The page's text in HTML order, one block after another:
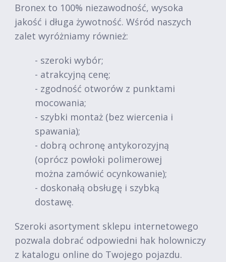
Bronex to 100% niezawodność, wysoka
jakość i długa żywotność. Wśród naszych
zalet wyróżniamy również:
- szeroki wybór;
- atrakcyjną cenę;
- zgodność otworów z punktami
mocowania;
- szybki montaż (bez wiercenia i
spawania);
- dobrą ochronę antykorozyjną
(oprócz powłoki polimerowej
można zamówić ocynkowanie);
- doskonałą obsługę i szybką
dostawę.
Szeroki asortyment sklepu internetowego
pozwala dobrać odpowiedni hak holowniczy
z katalogu online do Twojego pojazdu.